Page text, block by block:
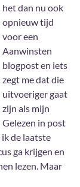
het dan nu ook
opnieuw tijd
voor een
Aanwinsten
blogpost en iets
zegt me dat die
uitvoeriger gaat
zijn als mijn
Gelezen in post
de laatste
ga krijgen en
lezen. Maar